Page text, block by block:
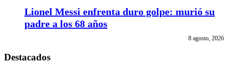
Lionel Messi enfrenta duro golpe: murió su
padre a los 68 años
8 agosto, 2026
Destacados